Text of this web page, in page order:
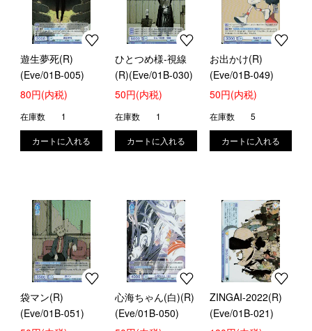
遊生夢死(R)
(Eve/01B-005)
80円(内税)
在庫数 1
ひとつめ様-視線
(R)(Eve/01B-030)
50円(内税)
在庫数 1
お出かけ(R)
(Eve/01B-049)
50円(内税)
在庫数 5
袋マン(R)
(Eve/01B-051)
心海ちゃん(白)(R)
(Eve/01B-050)
ZINGAI-2022(R)
(Eve/01B-021)